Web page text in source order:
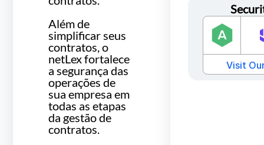
Além de
simplificar seus
contratos, o
netLex fortalece
a segurança das
operações de
sua empresa em
todas as etapas
da gestão de
contratos.